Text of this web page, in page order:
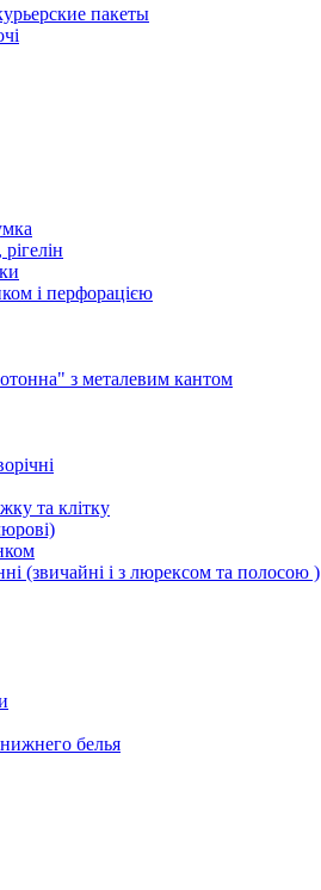
пакеты
і перфорацією
з металевим кантом
та клітку
(звичайні і з люрексом та полосою )
белья